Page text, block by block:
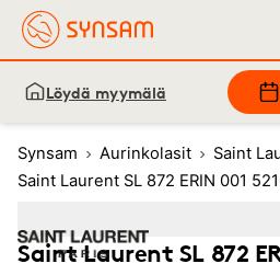
Löydä myymälä
Synsam Aurinkolasit
Saint
Saint Laurent SL 872 ERIN 001
Saint Laurent SL 872
Image1